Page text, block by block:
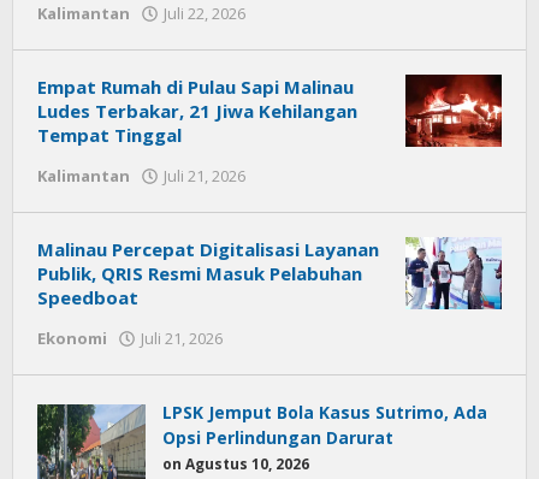
Kalimantan Juli 22, 2026
Empat Rumah di Pulau Sapi Malinau
Ludes Terbakar, 21 Jiwa Kehilangan
Tempat Tinggal
Kalimantan Juli 21, 2026
Malinau Percepat Digitalisasi Layanan
Publik, QRIS Resmi Masuk Pelabuhan
Speedboat
Ekonomi Juli 21, 2026
LPSK Jemput Bola Kasus Sutrimo, Ada
Opsi Perlindungan Darurat
on Agustus 10, 2026